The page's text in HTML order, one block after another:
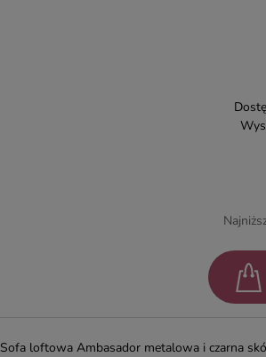
Sofa loftowa Ambasador metalowa i czarna